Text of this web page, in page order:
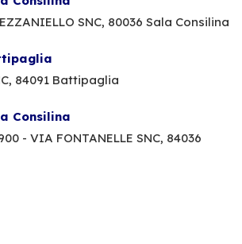
SNC, 80036 Sala Consilina
84091 Battipaglia
Consilina
- VIA FONTANELLE SNC, 84036